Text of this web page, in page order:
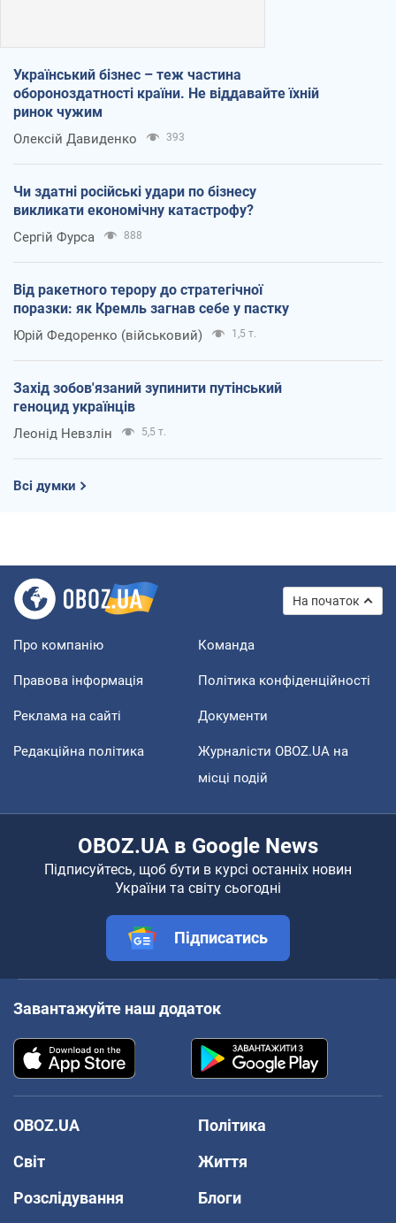
Український бізнес – теж частина
обороноздатності країни. Не віддавайте їхній
ринок чужим
Олексій Давиденко 393
Чи здатні російські удари по бізнесу
викликати економічну катастрофу?
Сергій Фурса 888
Від ракетного терору до стратегічної
поразки: як Кремль загнав себе у пастку
Юрій Федоренко (військовий) 1,5 т.
Захід зобов'язаний зупинити путінський
геноцид українців
Леонід Невзлін 5,5 т.
Всі думки
На початок
Про компанію Команда
Правова інформація Політика конфіденційності
Реклама на сайті Документи
Редакційна політика
Журналісти OBOZ.UA на
місці подій
OBOZ.UA в Google News
Підписуйтесь, щоб бути в курсі останніх новин
України та світу сьогодні
Підписатись
Завантажуйте наш додаток
OBOZ.UA
Політика
Світ
Життя
Розслідування
Блоги